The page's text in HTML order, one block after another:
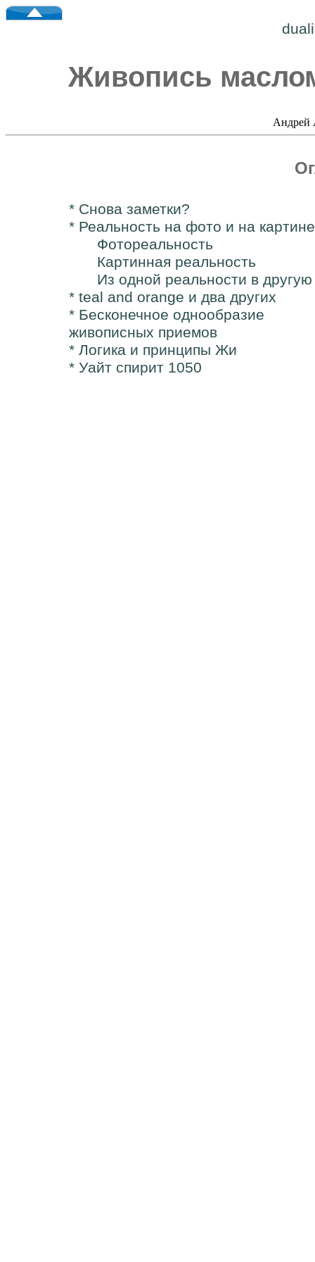
Живопись
Андрей
* Снова заметки?
* Реальность на фото и на картине
Фотореальность
Картинная реальность
Из одной реальности в другую
* teal and orange и два других
* Бесконечное однообразие
живописных приемов
* Логика и принципы Жи
* Уайт спирит 1050